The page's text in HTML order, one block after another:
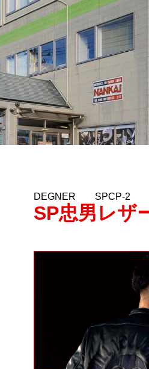
DEGNER SPCP-2
SP忠男レザ